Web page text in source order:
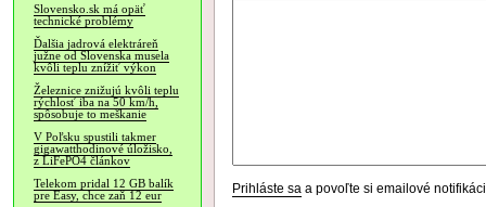
Slovensko.sk má opäť
technické problémy
Ďalšia jadrová elektráreň
južne od Slovenska musela
kvôli teplu znížiť výkon
Železnice znižujú kvôli teplu
rýchlosť iba na 50 km/h,
spôsobuje to meškanie
V Poľsku spustili takmer
gigawatthodinové úložisko,
z LiFePO4 článkov
Telekom pridal 12 GB balík
pre Easy, chce zaň 12 eur
Prihláste sa a povoľte si emailové